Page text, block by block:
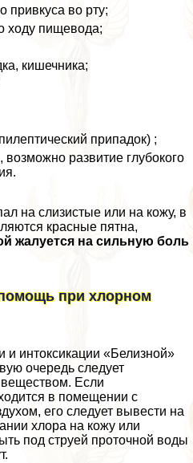
привкуса во рту;
ходу пищевода;
кишечника;
припадок) ;
развитие глубокого
на слизистые или на кожу, в
красные пятна,
жалуется на сильную боль
при хлорном
и интоксикации «Белизной»
очередь следует
веществом. Если
в помещении с
его следует вывести на
хлора на кожу или
под струей проточной воды